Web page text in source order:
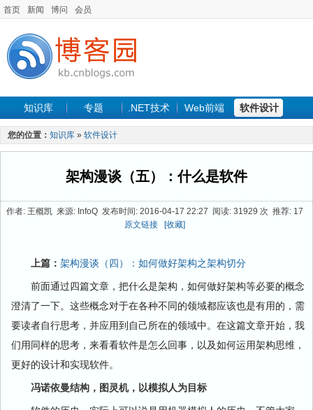
首页 新闻 博问 会员
知识库 专题 .NET技术 Web前端 软件设计
手机开发 软件工程
最新文章
您的位置： 知识库 » 软件设计
架构漫谈（五）：什么是软件
作者: 王概凯 来源: InfoQ 发布时间: 2016-04-17 22:27 阅读: 31929 次 推荐: 17
原文链接
[收藏]
上篇： 架构漫谈（四）：如何做好架构之架构切分
前面通过四篇文章，把什么是架构，如何做好架构等必要的概念
澄清了一下。这些概念对于在各种不同的领域都应该也是有用的，需
要读者自行思考，并应用到自己所在的领域中。在这篇文章开始，我
们用同样的思考，来看看软件是怎么回事，以及如何运用架构思维，
更好的设计和实现软件。
冯诺依曼结构，图灵机，以模拟人为目标